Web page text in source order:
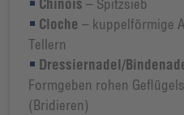
Cloche – kuppelförmige
Tellern
Dressiernadel/
Formgeben rohen
(Bridieren)